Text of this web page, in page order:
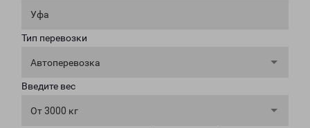
Уфа
Тип перевозки
Автоперевозка
Введите вес
От 3000 кг